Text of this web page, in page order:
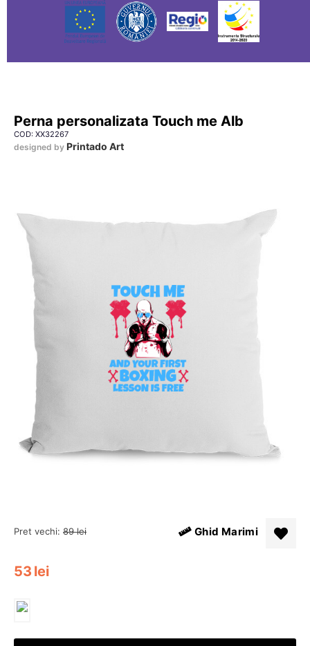
Perna personalizata Touch me Alb
COD: XX32267
designed by Printado Art
Pret vechi: 89 lei
53 lei
Ghid Marimi